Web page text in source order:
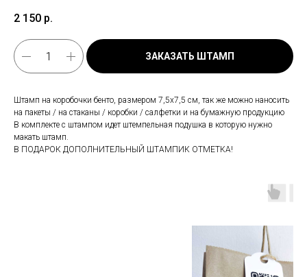
2 150 р.
ЗАКАЗАТЬ ШТАМП
Штамп на коробочки бенто, размером 7,5х7,5 см, так же можно наносить
на пакеты / на стаканы / коробки / салфетки и на бумажную продукцию
В комплекте с штампом идет штемпельная подушка в которую нужно
макать штамп.
В ПОДАРОК ДОПОЛНИТЕЛЬНЫЙ ШТАМПИК ОТМЕТКА!